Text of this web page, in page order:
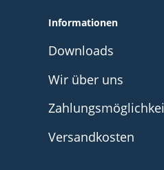
Informationen
Downloads
Wir über uns
Versandkosten